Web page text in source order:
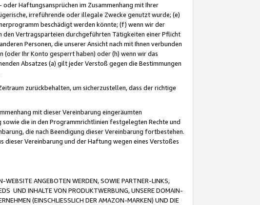
Haftungsansprüchen im Zusammenhang mit Ihrer
irreführende oder illegale Zwecke genutzt wurde; (e)
beschädigt werden könnte; (f) wenn wir der
den Vertragsparteien durchgeführten Tätigkeiten einer Pflicht
Personen, die unserer Ansicht nach mit Ihnen verbunden
(oder Ihr Konto gesperrt haben) oder (h) wenn wir das
Absatzes (a) gilt jeder Verstoß gegen die Bestimmungen
zurückbehalten, um sicherzustellen, dass der richtige
mit dieser Vereinbarung eingeräumten
die in den Programmrichtlinien festgelegten Rechte und
die nach Beendigung dieser Vereinbarung fortbestehen.
Vereinbarung und der Haftung wegen eines Verstoßes
ANGEBOTEN WERDEN, SOWIE PARTNER-LINKS,
UND INHALTE VON PRODUKTWERBUNG, UNSERE DOMAIN-
(EINSCHLIESSLICH DER AMAZON-MARKEN) UND DIE